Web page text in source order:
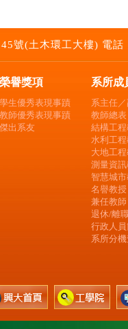
號(土木環工大樓) 電
榮譽獎項
學生優秀表現事蹟
教師優秀表現事蹟
傑出系友
系所成
系主任
教師總表
結構工程
水利工程
大地工
測量資訊
智慧城
名譽教授
兼任教師
退休/離
行政人員
系所分